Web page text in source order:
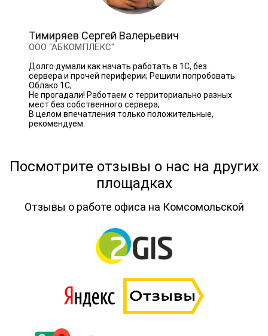
Тимиряев Сергей Валерьевич
ООО "АБКОМПЛЕКС"
Долго думали как начать работать в 1С, без
сервера и прочей периферии; Решили попробовать
Облако 1С;
Не прогадали! Работаем с территориально разных
мест без собственного сервера;
В целом впечатления только положительные,
рекомендуем.
Посмотрите отзывы о нас на других
площадках
Отзывы о работе офиса на Комсомольской